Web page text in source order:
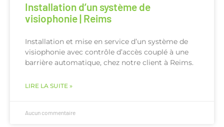
Installation d’un système de
visiophonie | Reims
Installation et mise en service d’un système de
visiophonie avec contrôle d’accès couplé à une
barrière automatique, chez notre client à Reims.
LIRE LA SUITE »
Aucun commentaire